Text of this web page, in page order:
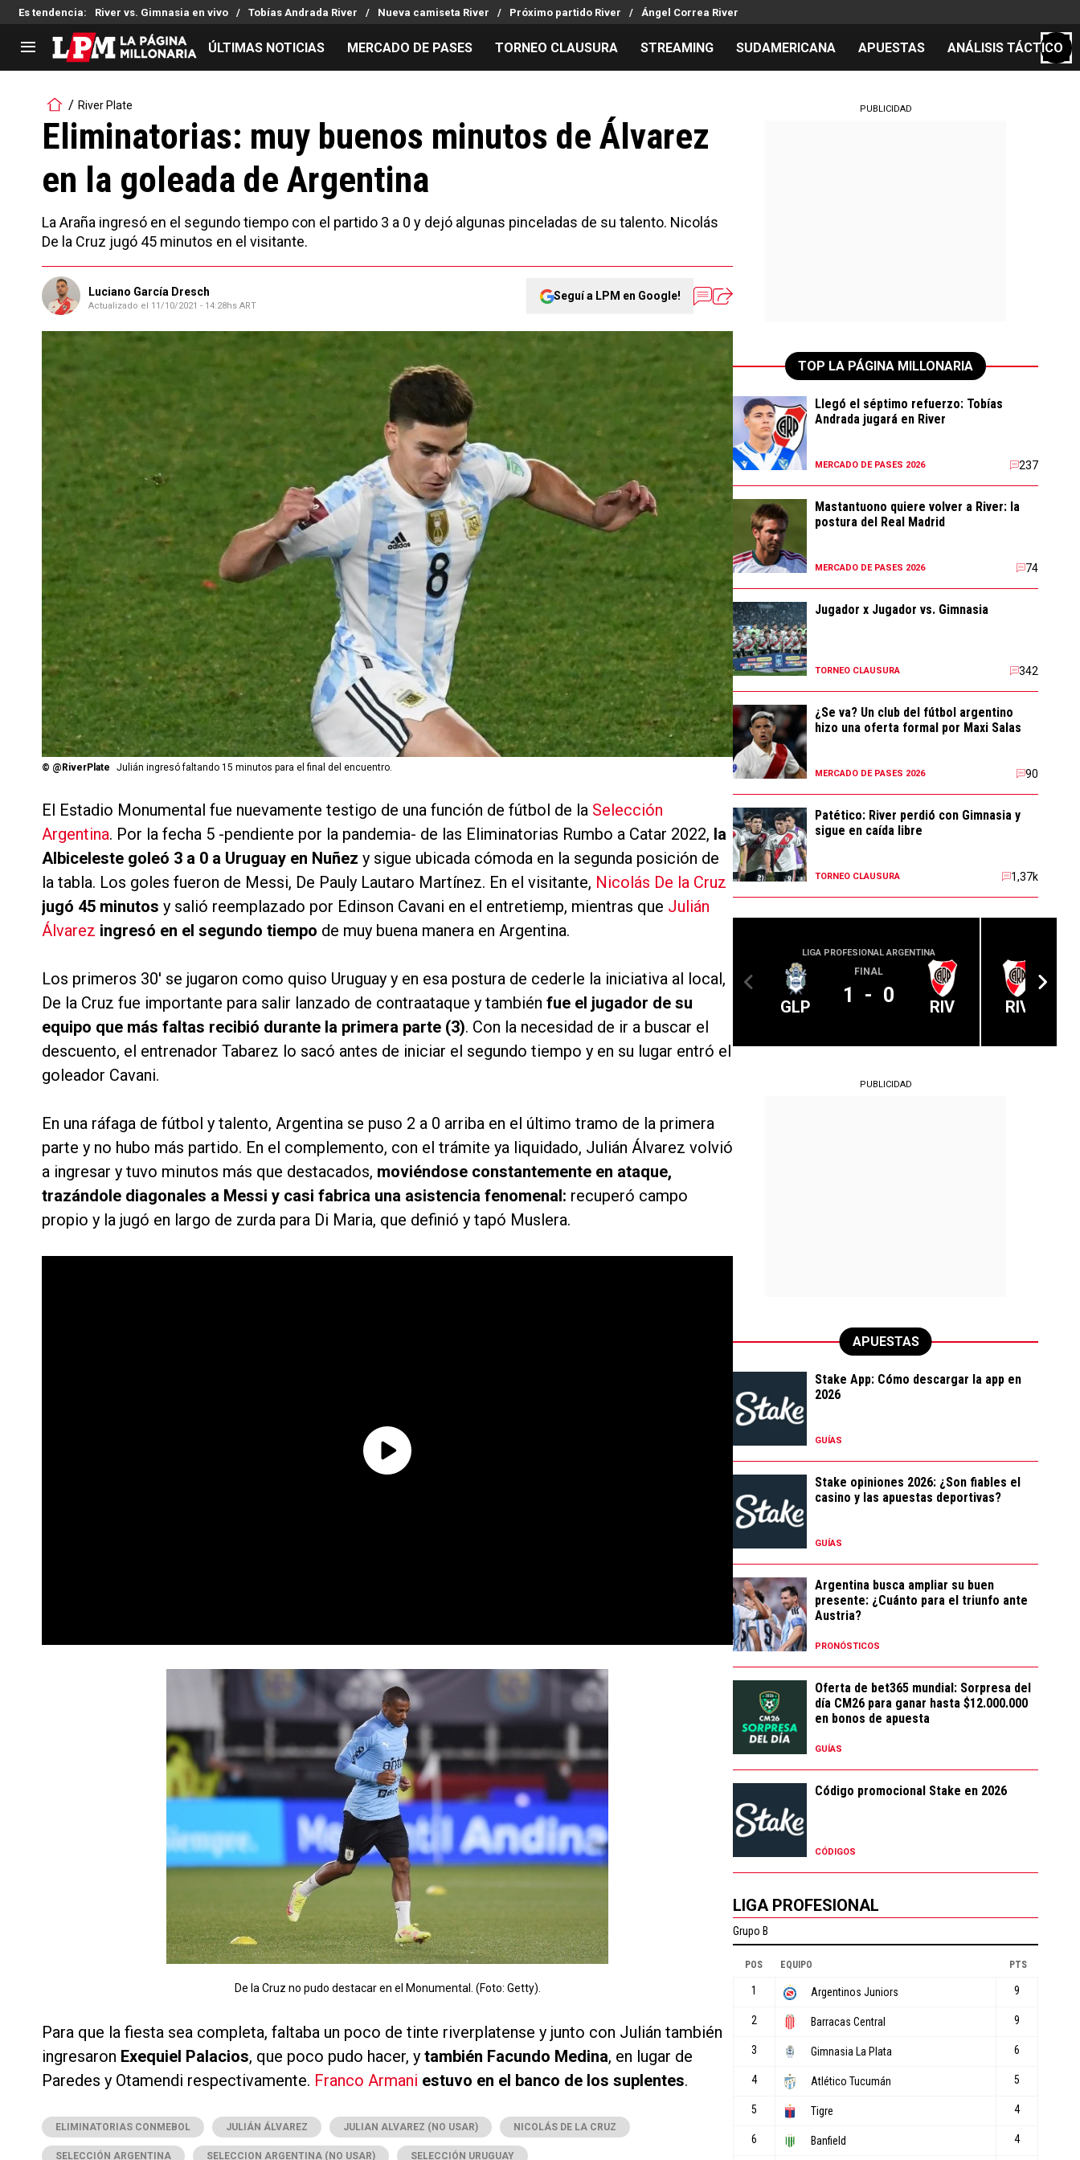
Es tendencia: River vs. Gimnasia en vivo Tobías Andrada River Nueva camiseta River Próximo partido River Ángel Correa River
LIGA PROFESIONAL
Noticias
Tabla de posiciones
Fixture
Reserva
Copa Sudamericana
Copa Argentina
Selección Argentina
Mercado de Pases
Análisis tácticos
Juanfer Quintero
Chacho Coudet
Streaming
Entradas
Guías
ÚLTIMAS NOTICIAS MERCADO DE PASES TORNEO CLAUSURA STREAMING SUDAMERICANA APUESTAS ANÁLISIS TÁCTICO
River Plate
Eliminatorias: muy buenos minutos de Álvarez
en la goleada de Argentina
La Araña ingresó en el segundo tiempo con el partido 3 a 0 y dejó algunas pinceladas de su talento. Nicolás
De la Cruz jugó 45 minutos en el visitante.
Luciano García Dresch
Actualizado el 11/10/2021 - 14:28hs ART
Seguí a LPM en Google!
© @RiverPlate Julián ingresó faltando 15 minutos para el final del encuentro.
El Estadio Monumental fue nuevamente testigo de una función de fútbol de la Selección
Argentina. Por la fecha 5 -pendiente por la pandemia- de las Eliminatorias Rumbo a Catar 2022, la
Albiceleste goleó 3 a 0 a Uruguay en Nuñez y sigue ubicada cómoda en la segunda posición de
la tabla. Los goles fueron de Messi, De Pauly Lautaro Martínez. En el visitante, Nicolás De la Cruz
jugó 45 minutos y salió reemplazado por Edinson Cavani en el entretiemp, mientras que Julián
Álvarez ingresó en el segundo tiempo de muy buena manera en Argentina.
Los primeros 30′ se jugaron como quiso Uruguay y en esa postura de cederle la iniciativa al local,
De la Cruz fue importante para salir lanzado de contraataque y también fue el jugador de su
equipo que más faltas recibió durante la primera parte (3). Con la necesidad de ir a buscar el
descuento, el entrenador Tabarez lo sacó antes de iniciar el segundo tiempo y en su lugar entró el
goleador Cavani.
En una ráfaga de fútbol y talento, Argentina se puso 2 a 0 arriba en el último tramo de la primera
parte y no hubo más partido. En el complemento, con el trámite ya liquidado, Julián Álvarez volvió
a ingresar y tuvo minutos más que destacados, moviéndose constantemente en ataque,
trazándole diagonales a Messi y casi fabrica una asistencia fenomenal: recuperó campo
propio y la jugó en largo de zurda para Di Maria, que definió y tapó Muslera.
De la Cruz no pudo destacar en el Monumental. (Foto: Getty).
Para que la fiesta sea completa, faltaba un poco de tinte riverplatense y junto con Julián también
ingresaron Exequiel Palacios, que poco pudo hacer, y también Facundo Medina, en lugar de
Paredes y Otamendi respectivamente. Franco Armani estuvo en el banco de los suplentes.
ELIMINATORIAS CONMEBOL JULIÁN ÁLVAREZ JULIAN ALVAREZ (NO USAR) NICOLÁS DE LA CRUZ
SELECCIÓN ARGENTINA SELECCION ARGENTINA (NO USAR) SELECCIÓN URUGUAY
PUBLICIDAD
TOP LA PÁGINA MILLONARIA
Llegó el séptimo refuerzo: Tobías
Andrada jugará en River
MERCADO DE PASES 2026 237
Mastantuono quiere volver a River: la
postura del Real Madrid
MERCADO DE PASES 2026 74
Jugador x Jugador vs. Gimnasia
TORNEO CLAUSURA 342
¿Se va? Un club del fútbol argentino
hizo una oferta formal por Maxi Salas
MERCADO DE PASES 2026 90
Patético: River perdió con Gimnasia y
sigue en caída libre
TORNEO CLAUSURA 1,37k
LIGA PROFESIONAL ARGENTINA
GLP
FINAL
1 - 0 RIV RIV
PUBLICIDAD
APUESTAS
Stake App: Cómo descargar la app en
2026
GUÍAS
Stake opiniones 2026: ¿Son fiables el
casino y las apuestas deportivas?
GUÍAS
Argentina busca ampliar su buen
presente: ¿Cuánto para el triunfo ante
Austria?
PRONÓSTICOS
Oferta de bet365 mundial: Sorpresa del
día CM26 para ganar hasta $12.000.000
en bonos de apuesta
GUÍAS
Código promocional Stake en 2026
CÓDIGOS
LIGA PROFESIONAL